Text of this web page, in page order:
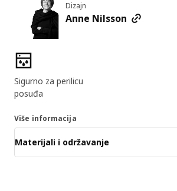
Dizajn
Anne Nilsson
Značajke proizvoda
Sigurno za perilicu
posuđa
Više informacija
Materijali i održavanje